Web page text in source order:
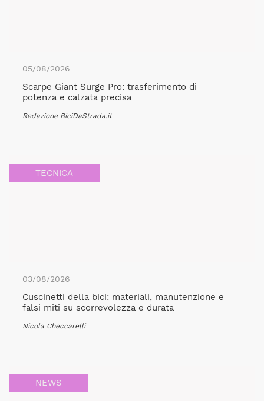
05/08/2026
Scarpe Giant Surge Pro: trasferimento di
potenza e calzata precisa
Redazione BiciDaStrada.it
TECNICA
03/08/2026
Cuscinetti della bici: materiali, manutenzione e
falsi miti su scorrevolezza e durata
Nicola Checcarelli
NEWS